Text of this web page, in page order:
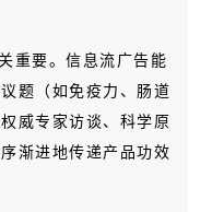
重要。信息流广告能
题（如免疫力、肠道
威专家访谈、科学原
渐进地传递产品功效